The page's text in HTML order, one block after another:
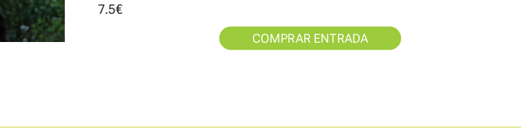
7.5€
COMPRAR ENTRADA